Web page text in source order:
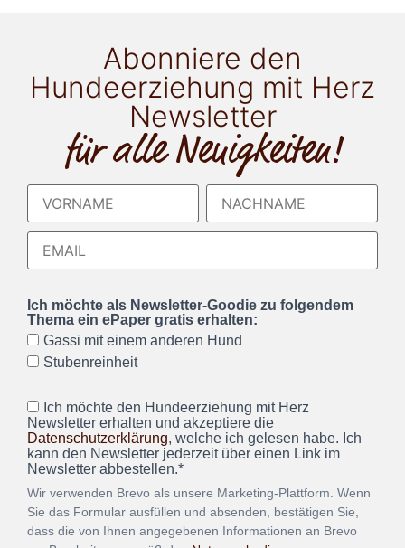
Abonniere den
Hundeerziehung mit Herz
Newsletter
für alle Neuigkeiten!
Ich möchte als Newsletter-Goodie zu folgendem
Thema ein ePaper gratis erhalten:
Gassi mit einem anderen Hund
Stubenreinheit
Ich möchte den Hundeerziehung mit Herz
Newsletter erhalten und akzeptiere die
Datenschutzerklärung, welche ich gelesen habe. Ich
kann den Newsletter jederzeit über einen Link im
Newsletter abbestellen.*
Wir verwenden Brevo als unsere Marketing-Plattform. Wenn
Sie das Formular ausfüllen und absenden, bestätigen Sie,
dass die von Ihnen angegebenen Informationen an Brevo